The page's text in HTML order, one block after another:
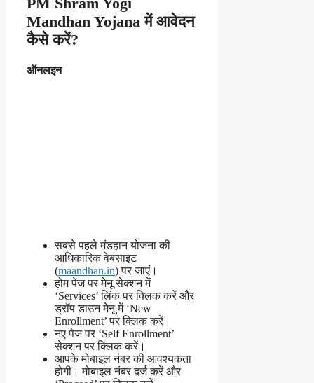
Mandhan Yojanaमें आवेदन
कैसे करें?
ऑनलइन
सबसे पहले मंडहान योजना की
आधिकारिक वेबसाइट
(maandhan.in) पर जाएं।
होम पेज पर मेनू सेक्शन में
‘Services’ लिंक पर क्लिक करें और
ड्रॉप डाउन मेनू में ‘New
Enrollment’ पर क्लिक करें।
नए पेज पर ‘Self Enrollment’
सेक्शन पर क्लिक करें।
आपके मोबाइल नंबर की आवश्यकता
होगी। मोबाइल नंबर दर्ज करें और